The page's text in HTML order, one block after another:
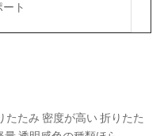
ト
たたみ 密度が高い 折りたた